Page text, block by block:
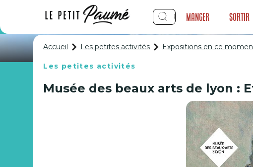
Manger Sortir
Accueil Les petites activités Expositions en ce
Les petites activités
Musée des beaux arts de lyon :